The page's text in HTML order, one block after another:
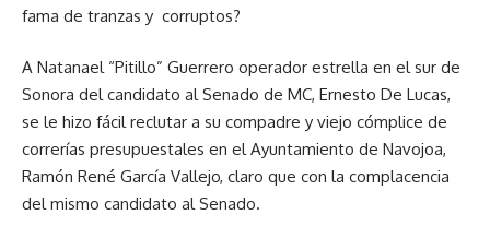
fama de tranzas y corruptos?
A Natanael “Pitillo” Guerrero operador estrella en el sur de
Sonora del candidato al Senado de MC, Ernesto De Lucas,
se le hizo fácil reclutar a su compadre y viejo cómplice de
correrías presupuestales en el Ayuntamiento de Navojoa,
Ramón René García Vallejo, claro que con la complacencia
del mismo candidato al Senado.